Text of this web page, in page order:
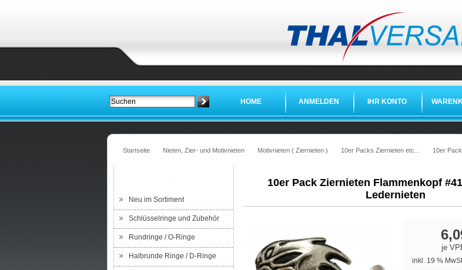
HOME ANMELDEN IHR KONTO
Startseite Nieten, Zier- und Motivnieten Motivnieten ( Ziernieten ) 10er Packs Ziernieten etc... 10er
Neu im Sortiment
Schlüsselringe und Zubehör
Rundringe / O-Ringe
Halbrunde Ringe / D-Ringe
10er Pack Ziernieten Flammenkopf
Ledernieten
je
inkl. 19 %